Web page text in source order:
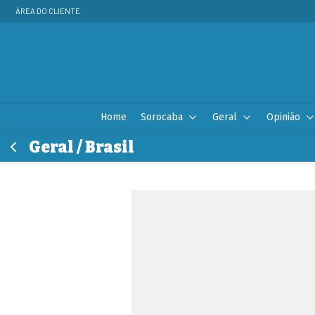
ÁREA DO CLIENTE
Home Sorocaba Geral Opinião
Geral / Brasil